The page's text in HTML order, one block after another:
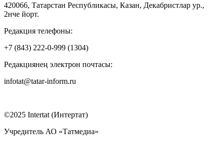
420066, Татарстан Республикасы, Казан, Декабристлар ур.,
2нче йорт.
Редакция телефоны:
+7 (843) 222-0-999 (1304)
Редакциянең электрон почтасы:
infotat@tatar-inform.ru
©2025 Intertat (Интертат)
Учредитель АО «Татмедиа»